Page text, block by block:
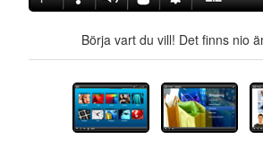
Börja vart du vill! Det finns nio